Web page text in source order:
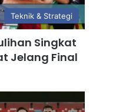
Teknik & Strategi
Singkat
Jelang Final